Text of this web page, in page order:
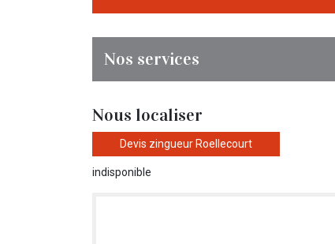
Nos services
Nous localiser
Devis zingueur Roellecourt
indisponible